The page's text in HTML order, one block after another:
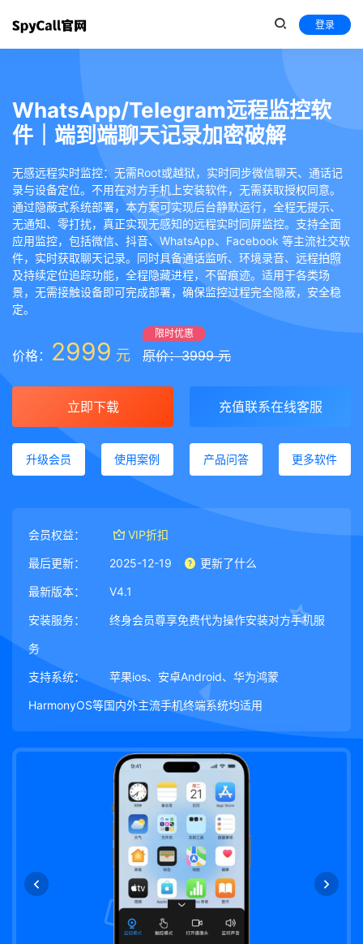
登录
WhatsApp/Telegram远程监控软
件｜端到端聊天记录加密破解
无感远程实时监控：无需Root或越狱，实时同步微信聊天、通话记
录与设备定位。不用在对方手机上安装软件，无需获取授权同意。
通过隐蔽式系统部署，本方案可实现后台静默运行，全程无提示、
无通知、零打扰，真正实现无感知的远程实时同屏监控。支持全面
应用监控，包括微信、抖音、WhatsApp、Facebook 等主流社交软
件，实时获取聊天记录。同时具备通话监听、环境录音、远程拍照
及持续定位追踪功能，全程隐藏进程，不留痕迹。适用于各类场
景，无需接触设备即可完成部署，确保监控过程完全隐蔽，安全稳
定。
价格： 2999 元
限时优惠
原价：3999 元
立即下载 充值联系在线客服
升级会员 使用案例 产品问答 更多软件
会员权益： VIP折扣
最后更新： 2025-12-19 更新了什么
最新版本： V4.1
安装服务： 终身会员尊享免费代为操作安装对方手机服
务
支持系统： 苹果ios、安卓Android、华为鸿蒙
HarmonyOS等国内外主流手机终端系统均适用